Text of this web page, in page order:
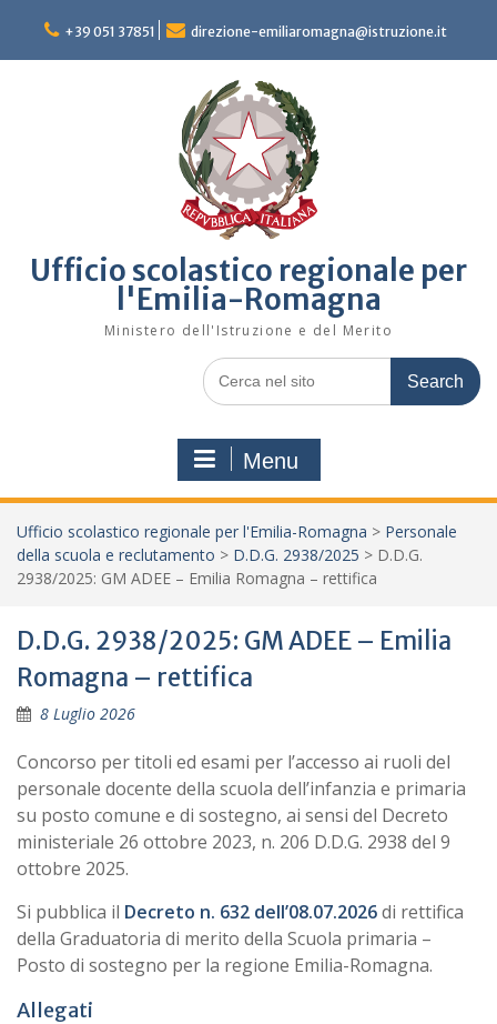
content
+39 051 37851 direzione-emiliaromagna@istruzione.it
Ufficio scolastico regionale per
l'Emilia-Romagna
Ministero dell'Istruzione e del Merito
Search
for:
Menu
Ufficio scolastico regionale per l'Emilia-Romagna > Personale
della scuola e reclutamento > D.D.G. 2938/2025 > D.D.G.
2938/2025: GM ADEE – Emilia Romagna – rettifica
D.D.G. 2938/2025: GM ADEE – Emilia
Romagna – rettifica
8 Luglio 2026
Concorso per titoli ed esami per l’accesso ai ruoli del
personale docente della scuola dell’infanzia e primaria
su posto comune e di sostegno, ai sensi del Decreto
ministeriale 26 ottobre 2023, n. 206 D.D.G. 2938 del 9
ottobre 2025.
Si pubblica il Decreto n. 632 dell’08.07.2026di rettifica
della Graduatoria di merito della Scuola primaria –
Posto di sostegno per la regione Emilia-Romagna.
Allegati